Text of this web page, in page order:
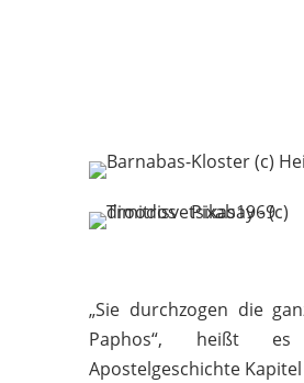
„Sie durchzogen die
Paphos“, heißt
Apostelgeschichte Kapitel